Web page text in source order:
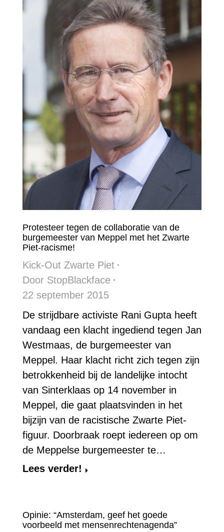
Protesteer tegen de collaboratie van de
burgemeester van Meppel met het Zwarte
Piet-racisme!
Kick-Out Zwarte Piet
Door StopBlackface
22 september 2015
De strijdbare activiste Rani Gupta heeft
vandaag een klacht ingediend tegen Jan
Westmaas, de burgemeester van
Meppel. Haar klacht richt zich tegen zijn
betrokkenheid bij de landelijke intocht
van Sinterklaas op 14 november in
Meppel, die gaat plaatsvinden in het
bijzijn van de racistische Zwarte Piet-
figuur. Doorbraak roept iedereen op om
de Meppelse burgemeester te…
Lees verder!
Opinie: “Amsterdam, geef het goede
voorbeeld met mensenrechtenagenda”